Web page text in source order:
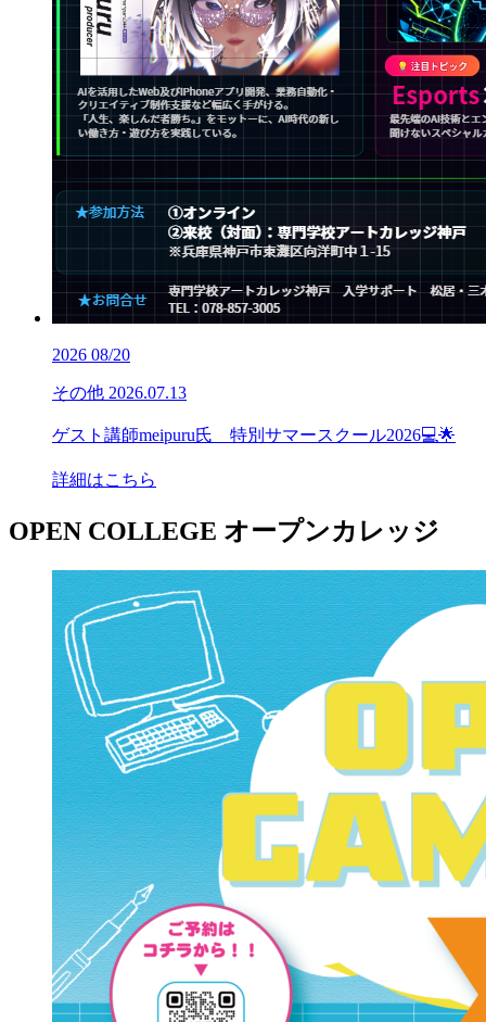
2026 08/20
その他 2026.07.13
ゲスト講師meipuru氏 特別サマースクール2026💻🌟
詳細はこちら
OPEN COLLEGE オープンカレッジ